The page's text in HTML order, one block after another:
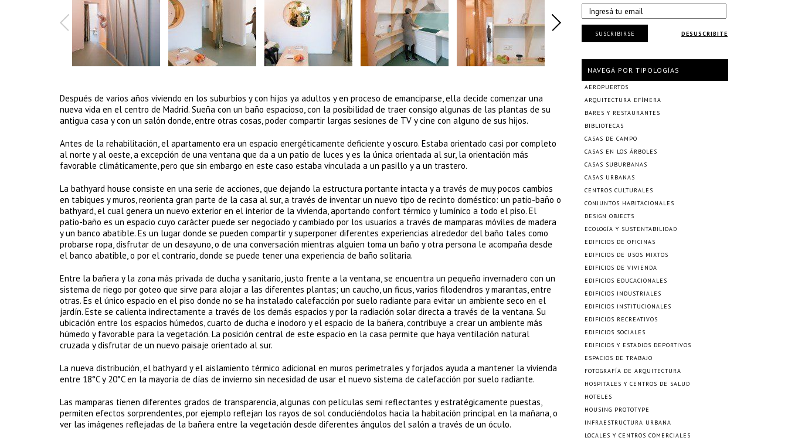
Después de varios años viviendo en los suburbios y con hijos ya adultos y en proceso de emanciparse, ella decide comenzar una
nueva vida en el centro de Madrid. Sueña con un baño espacioso, con la posibilidad de traer consigo algunas de las plantas de su
antigua casa y con un salón donde, entre otras cosas, poder compartir largas sesiones de TV y cine con alguno de sus hijos.
Antes de la rehabilitación, el apartamento era un espacio energéticamente deficiente y oscuro. Estaba orientado casi por completo
al norte y al oeste, a excepción de una ventana que da a un patio de luces y es la única orientada al sur, la orientación más
favorable climáticamente, pero que sin embargo en este caso estaba vinculada a un pasillo y a un trastero.
La bathyard house consiste en una serie de acciones, que dejando la estructura portante intacta y a través de muy pocos cambios
en tabiques y muros, reorienta gran parte de la casa al sur, a través de inventar un nuevo tipo de recinto doméstico: un patio-baño o
bathyard, el cual genera un nuevo exterior en el interior de la vivienda, aportando confort térmico y lumínico a todo el piso. El
patio-baño es un espacio cuyo carácter puede ser negociado y cambiado por los usuarios a través de mamparas móviles de madera
y un banco abatible. Es un lugar donde se pueden compartir y superponer diferentes experiencias alrededor del baño tales como
probarse ropa, disfrutar de un desayuno, o de una conversación mientras alguien toma un baño y otra persona le acompaña desde
el banco abatible, o por el contrario, donde se puede tener una experiencia de baño solitaria.
Entre la bañera y la zona más privada de ducha y sanitario, justo frente a la ventana, se encuentra un pequeño invernadero con un
sistema de riego por goteo que sirve para alojar a las diferentes plantas; un caucho, un ficus, varios filodendros y marantas, entre
otras. Es el único espacio en el piso donde no se ha instalado calefacción por suelo radiante para evitar un ambiente seco en el
jardín. Este se calienta indirectamente a través de los demás espacios y por la radiación solar directa a través de la ventana. Su
ubicación entre los espacios húmedos, cuarto de ducha e inodoro y el espacio de la bañera, contribuye a crear un ambiente más
húmedo y favorable para la vegetación. La posición central de este espacio en la casa permite que haya ventilación natural
cruzada y disfrutar de un nuevo paisaje orientado al sur.
La nueva distribución, el bathyard y el aislamiento térmico adicional en muros perimetrales y forjados ayuda a mantener la vivienda
entre 18°C y 20°C en la mayoría de días de invierno sin necesidad de usar el nuevo sistema de calefacción por suelo radiante.
Las mamparas tienen diferentes grados de transparencia, algunas con películas semi reflectantes y estratégicamente puestas,
permiten efectos sorprendentes, por ejemplo reflejan los rayos de sol conduciéndolos hacia la habitación principal en la mañana, o
ver las imágenes reflejadas de la bañera entre la vegetación desde diferentes ángulos del salón a través de un óculo.
DESUSCRIBITE
SUSCRIBIRSE
NAVEGÁ POR TIPOLOGÍAS
AEROPUERTOS
ARQUITECTURA EFÍMERA
BARES Y RESTAURANTES
BIBLIOTECAS
CASAS DE CAMPO
CASAS EN LOS ÁRBOLES
CASAS SUBURBANAS
CASAS URBANAS
CENTROS CULTURALES
CONJUNTOS HABITACIONALES
DESIGN OBJECTS
ECOLOGÍA Y SUSTENTABILIDAD
EDIFICIOS DE OFICINAS
EDIFICIOS DE USOS MIXTOS
EDIFICIOS DE VIVIENDA
EDIFICIOS EDUCACIONALES
EDIFICIOS INDUSTRIALES
EDIFICIOS INSTITUCIONALES
EDIFICIOS RECREATIVOS
EDIFICIOS SOCIALES
EDIFICIOS Y ESTADIOS DEPORTIVOS
ESPACIOS DE TRABAJO
FOTOGRAFÍA DE ARQUITECTURA
HOSPITALES Y CENTROS DE SALUD
HOTELES
HOUSING PROTOTYPE
INFRAESTRUCTURA URBANA
LOCALES Y CENTROS COMERCIALES